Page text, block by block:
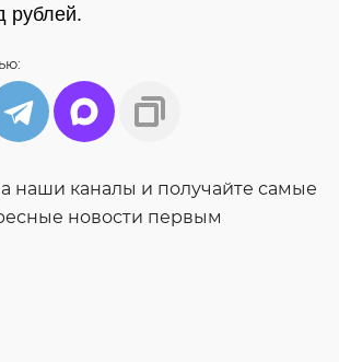
рублей.
наши каналы и получайте самые
новости первым